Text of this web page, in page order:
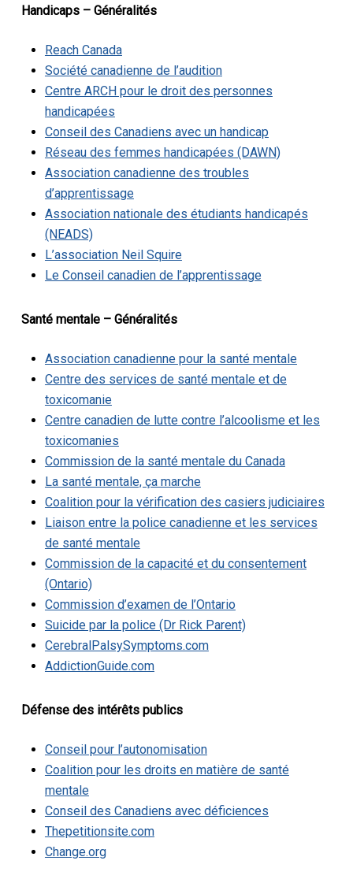
Handicaps – Généralités
Reach Canada
Société canadienne de l’audition
Centre ARCH pour le droit des personnes
handicapées
Conseil des Canadiens avec un handicap
Réseau des femmes handicapées (DAWN)
Association canadienne des troubles
d’apprentissage
Association nationale des étudiants handicapés
(NEADS)
L’association Neil Squire
Le Conseil canadien de l’apprentissage
Santé mentale – Généralités
Association canadienne pour la santé mentale
Centre des services de santé mentale et de
toxicomanie
Centre canadien de lutte contre l’alcoolisme et les
toxicomanies
Commission de la santé mentale du Canada
La santé mentale, ça marche
Coalition pour la vérification des casiers judiciaires
Liaison entre la police canadienne et les services
de santé mentale
Commission de la capacité et du consentement
(Ontario)
Commission d’examen de l’Ontario
Suicide par la police (Dr Rick Parent)
CerebralPalsySymptoms.com
AddictionGuide.com
Défense des intérêts publics
Conseil pour l’autonomisation
Coalition pour les droits en matière de santé
mentale
Conseil des Canadiens avec déficiences
Thepetitionsite.com
Change.org